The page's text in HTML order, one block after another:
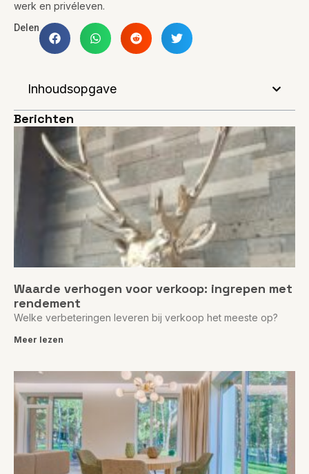
werk en privéleven.
Delen
Inhoudsopgave
Berichten
Waarde verhogen voor verkoop: ingrepen met
rendement
Welke verbeteringen leveren bij verkoop het meeste op?
Meer lezen